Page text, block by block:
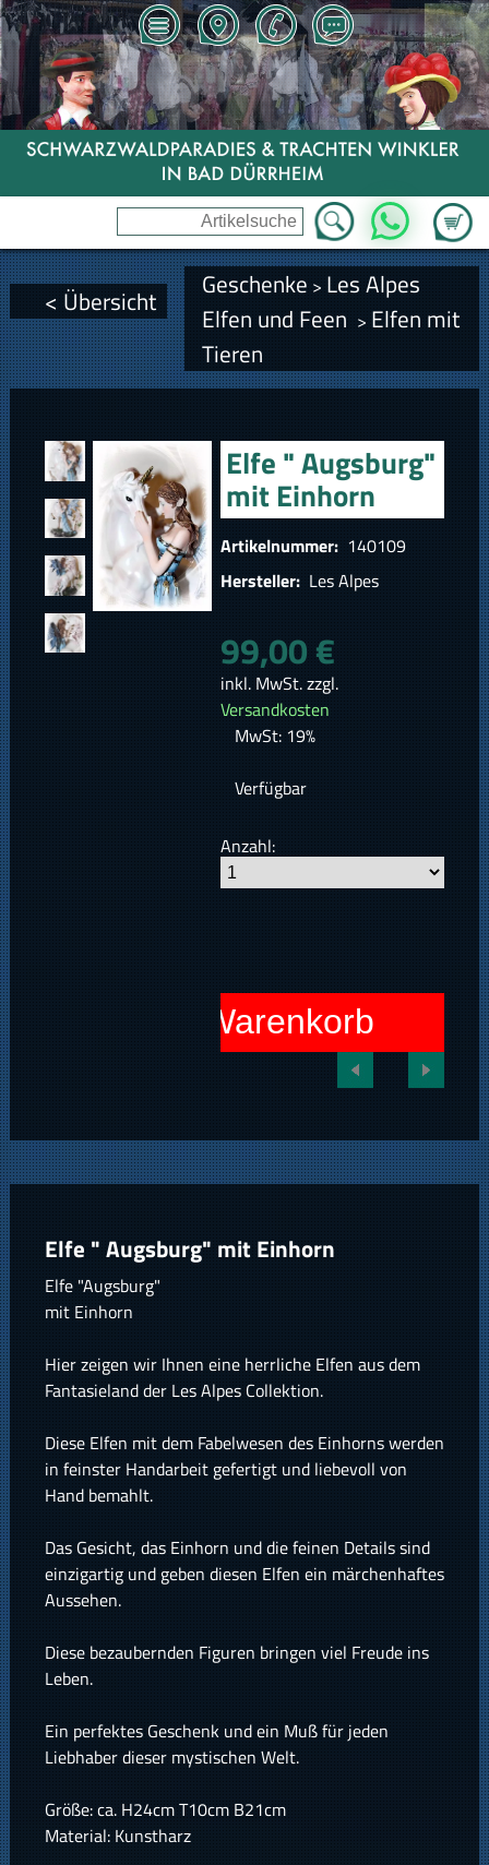
Zum
WhatsApp
< Übersicht Geschenke > Les Alpes
Elfen und Feen > Elfen mit
Tieren
Elfe " Augsburg"
mit Einhorn
Artikelnummer: 140109
Hersteller: Les Alpes
99,00 €
inkl. MwSt. zzgl.
Versandkosten
MwSt: 19%
Verfügbar
Anzahl:
In den Warenkorb
Elfe " Augsburg" mit Einhorn
Elfe "Augsburg"
mit Einhorn
Hier zeigen wir Ihnen eine herrliche Elfen aus dem
Fantasieland der Les Alpes Collektion.
Diese Elfen mit dem Fabelwesen des Einhorns werden
in feinster Handarbeit gefertigt und liebevoll von
Hand bemahlt.
Das Gesicht, das Einhorn und die feinen Details sind
einzigartig und geben diesen Elfen ein märchenhaftes
Aussehen.
Diese bezaubernden Figuren bringen viel Freude ins
Leben.
Ein perfektes Geschenk und ein Muß für jeden
Liebhaber dieser mystischen Welt.
Größe: ca. H24cm T10cm B21cm
Material: Kunstharz